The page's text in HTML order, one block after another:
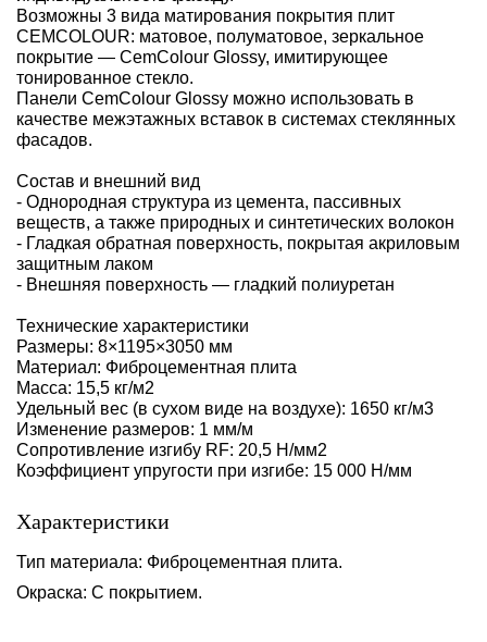
Возможны 3 вида матирования покрытия плит
CEMCOLOUR: матовое, полуматовое, зеркальное
покрытие — CemColour Glossy, имитирующее
тонированное стекло.
Панели CemColour Glossy можно использовать в
качестве межэтажных вставок в системах стеклянных
фасадов.
Состав и внешний вид
- Однородная структура из цемента, пассивных
веществ, а также природных и синтетических волокон
- Гладкая обратная поверхность, покрытая акриловым
защитным лаком
- Внешняя поверхность — гладкий полиуретан
Технические характеристики
Размеры: 8×1195×3050 мм
Материал: Фиброцементная плита
Масса: 15,5 кг/м2
Удельный вес (в сухом виде на воздухе): 1650 кг/м3
Изменение размеров: 1 мм/м
Сопротивление изгибу RF: 20,5 Н/мм2
Коэффициент упругости при изгибе: 15 000 Н/мм
Характеристики
Тип материала: Фиброцементная плита.
Окраска: С покрытием.